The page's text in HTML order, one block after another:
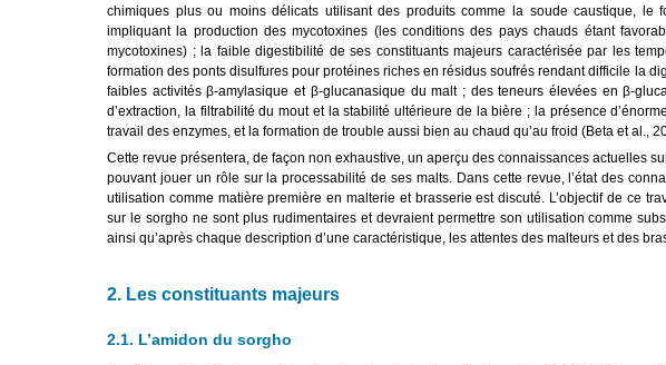
chimiques plus ou moins délicats utilisant des produits comme la soude caustique, le
impliquant la production des mycotoxines (les conditions des pays chauds étant
mycotoxines) ; la faible digestibilité de ses constituants majeurs caractérisée par les
formation des ponts disulfures pour protéines riches en résidus soufrés rendant difficile la
faibles activités β-amylasique et β-glucanasique du malt ; des teneurs élevées en β-
d’extraction, la filtrabilité du mout et la stabilité ultérieure de la bière ; la présence
travail des enzymes, et la formation de trouble aussi bien au chaud qu’au froid (Beta et al.,
Cette revue présentera, de façon non exhaustive, un aperçu des connaissances actuelles
pouvant jouer un rôle sur la processabilité de ses malts. Dans cette revue, l’état des
utilisation comme matière première en malterie et brasserie est discuté. L’objectif de ce
sur le sorgho ne sont plus rudimentaires et devraient permettre son utilisation comme
ainsi qu’après chaque description d’une caractéristique, les attentes des malteurs et des
2. Les constituants majeurs
2.1. L’amidon du sorgho